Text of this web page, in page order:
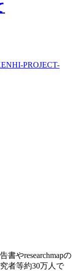
PROJECT-
書やresearchmapの
者等約30万人で